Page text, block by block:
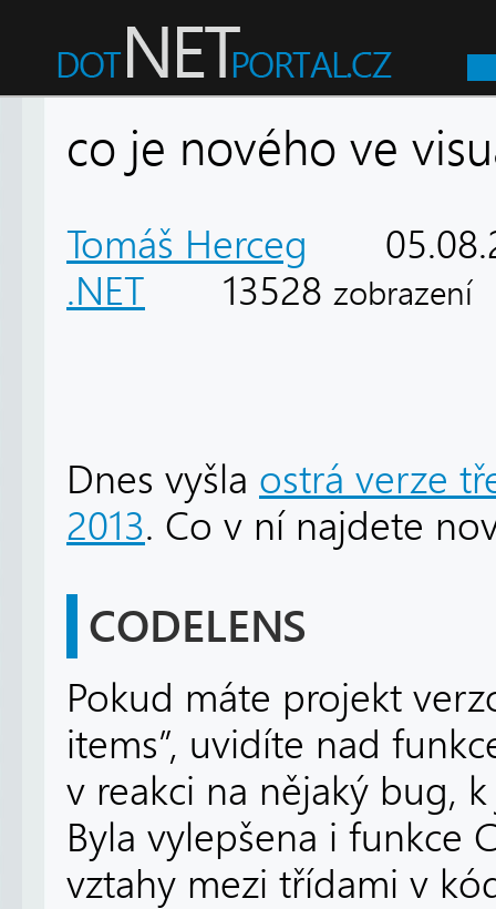
co je nového ve
Tomáš Herceg
.NET 13528 zobrazení
Dnes vyšla ostrá verze
2013. Co v ní najdete
CODELENS
Pokud máte projekt
items”, uvidíte nad
v reakci na nějaký bug,
Byla vylepšena i funkce
vztahy mezi třídami v